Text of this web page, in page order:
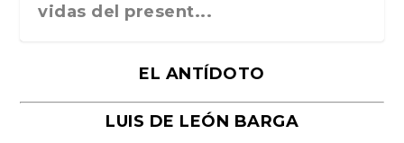
vidas del present...
EL ANTÍDOTO
LUIS DE LEÓN BARGA